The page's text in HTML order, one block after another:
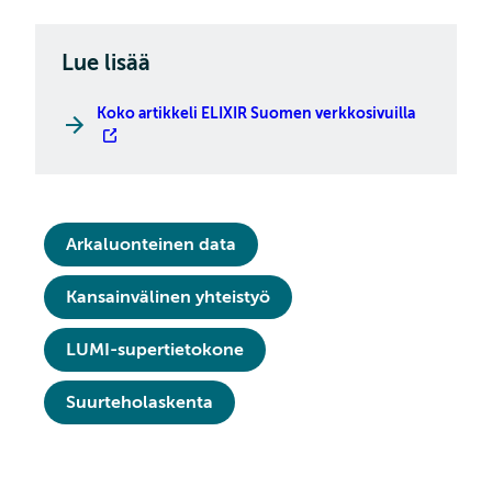
Lue lisää
Koko artikkeli ELIXIR Suomen verkkosivuilla
Arkaluonteinen data
Kansainvälinen yhteistyö
LUMI-supertietokone
Suurteholaskenta